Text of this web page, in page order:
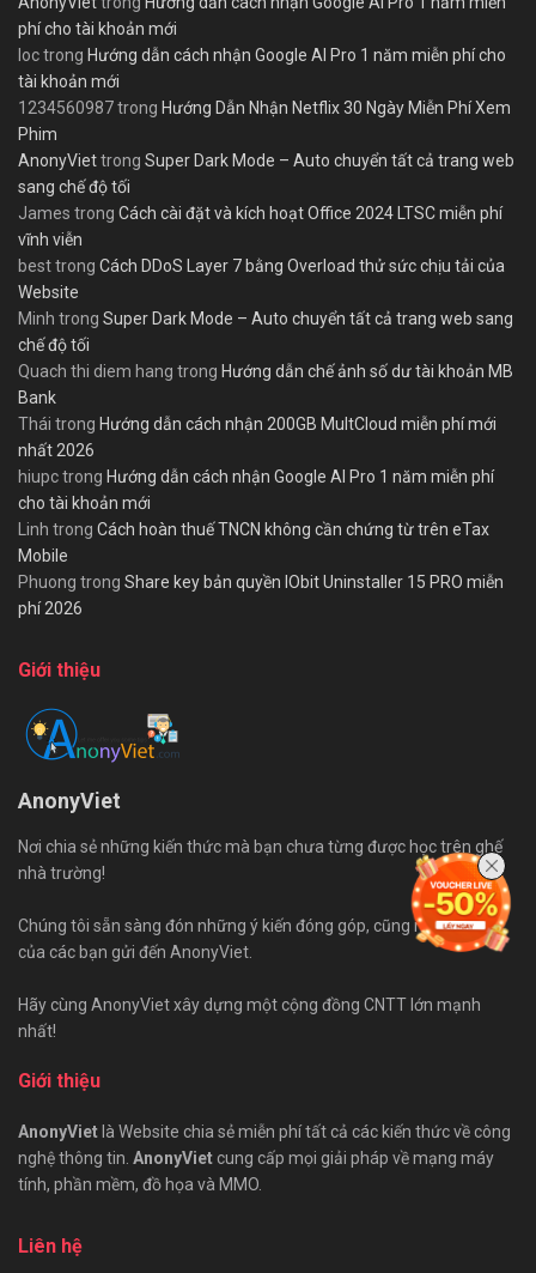
phí cho tài khoản mới
loctrong Hướng dẫn cách nhận Google AI Pro 1 năm miễn phí cho
tài khoản mới
1234560987trong Hướng Dẫn Nhận Netflix 30 Ngày Miễn Phí Xem
Phim
AnonyViettrong Super Dark Mode – Auto chuyển tất cả trang web
sang chế độ tối
James trong Cách cài đặt và kích hoạt Office 2024 LTSC miễn phí
vĩnh viễn
besttrong Cách DDoS Layer 7 bằng Overload thử sức chịu tải của
Website
Minh trong Super Dark Mode – Auto chuyển tất cả trang web sang
chế độ tối
Quach thi diem hang trong Hướng dẫn chế ảnh số dư tài khoản MB
Bank
Thái trong Hướng dẫn cách nhận 200GB MultCloud miễn phí mới
nhất 2026
hiupctrong Hướng dẫn cách nhận Google AI Pro 1 năm miễn phí
cho tài khoản mới
Linh trong Cách hoàn thuế TNCN không cần chứng từ trên eTax
Mobile
Phuong trong Share key bản quyền IObit Uninstaller 15 PRO miễn
phí 2026
Giới thiệu
AnonyViet
Nơi chia sẻ những kiến thức mà bạn chưa từng được học trên ghế
nhà trường!
Chúng tôi sẵn sàng đón những ý kiến đóng góp, cũng như bài viết
của các bạn gửi đến AnonyViet.
Hãy cùng AnonyViet xây dựng một cộng đồng CNTT lớn mạnh
nhất!
Giới thiệu
AnonyViet là Website chia sẻ miễn phí tất cả các kiến thức về công
nghệ thông tin. AnonyViet cung cấp mọi giải pháp về mạng máy
tính, phần mềm, đồ họa và MMO.
Liên hệ